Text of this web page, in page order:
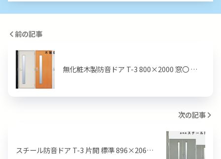
前の記事
無化粧木製防音ドア T-3 800×2000 窓〇 …
次の記事
スチール防音ドア T-3 片開 標準 896×206…